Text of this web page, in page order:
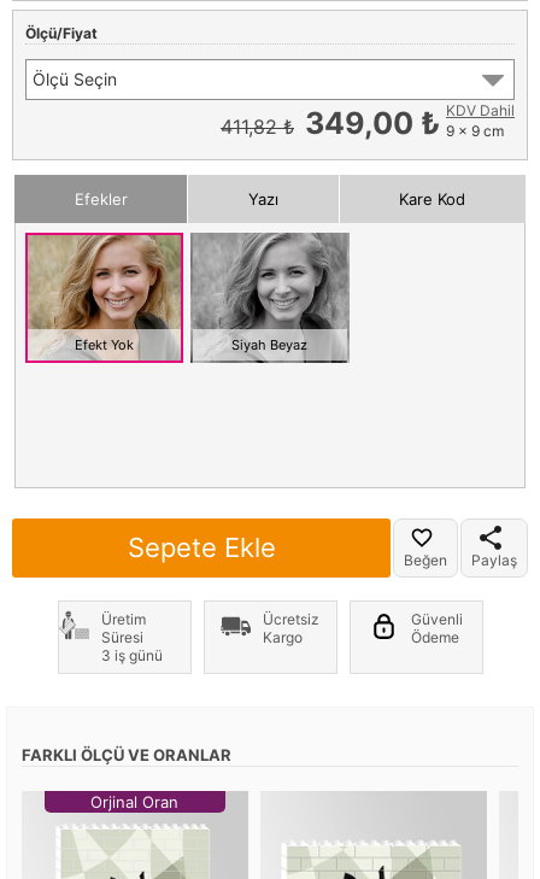
Ölçü/Fiyat
Ölçü Seçin
411,82 ₺ 349,00 ₺ KDV Dahil
9 x 9 cm
Efekler Yazı Kare Kod
Efekt Yok Siyah Beyaz
Sepete Ekle Beğen Paylaş
Üretim
Süresi
3 iş günü
Ücretsiz
Kargo
Güvenli
Ödeme
FARKLI ÖLÇÜ VE ORANLAR
Orjinal Oran